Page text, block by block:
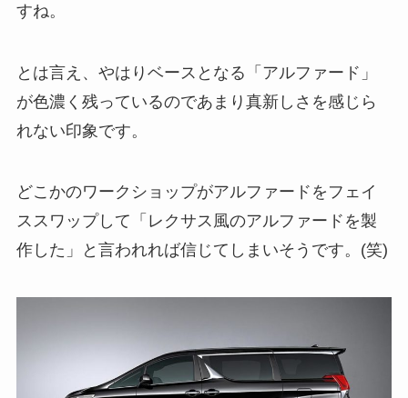
すね。
とは言え、やはりベースとなる「アルファード」
が色濃く残っているのであまり真新しさを感じら
れない印象です。
どこかのワークショップがアルファードをフェイ
ススワップして「レクサス風のアルファードを製
作した」と言われれば信じてしまいそうです。(笑)